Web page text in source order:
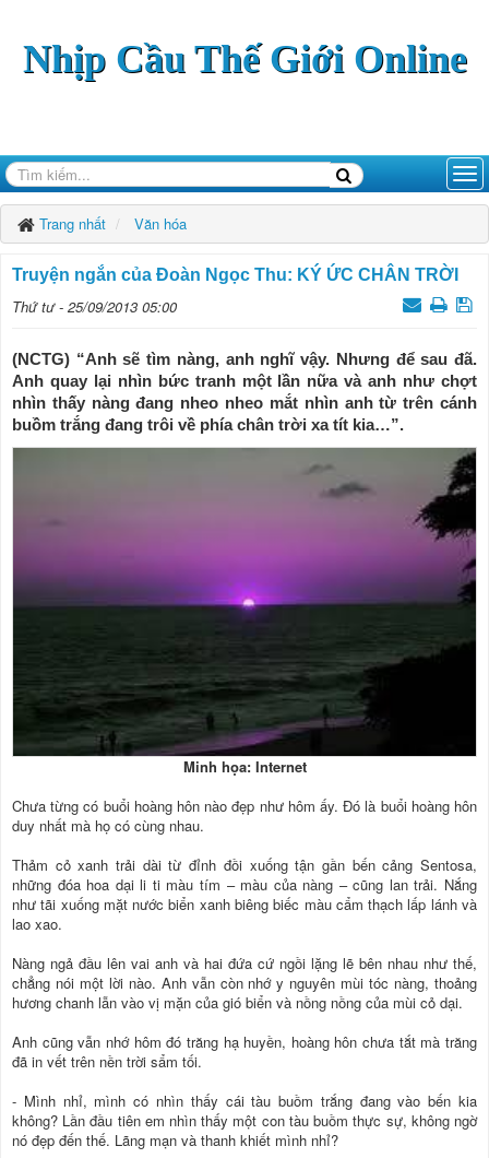
Nhịp Cầu Thế Giới Online
Trang nhất Văn hóa
Truyện ngắn của Đoàn Ngọc Thu: KÝ ỨC CHÂN TRỜI
Thứ tư - 25/09/2013 05:00
(NCTG) “Anh sẽ tìm nàng, anh nghĩ vậy. Nhưng để sau đã.
Anh quay lại nhìn bức tranh một lần nữa và anh như chợt
nhìn thấy nàng đang nheo nheo mắt nhìn anh từ trên cánh
buồm trắng đang trôi về phía chân trời xa tít kia…”.
Minh họa: Internet
Chưa từng có buổi hoàng hôn nào đẹp như hôm ấy. Đó là buổi hoàng hôn
duy nhất mà họ có cùng nhau.
Thảm cỏ xanh trải dài từ đỉnh đồi xuống tận gần bến cảng Sentosa,
những đóa hoa dại li ti màu tím – màu của nàng – cũng lan trải. Nắng
như tãi xuống mặt nước biển xanh biêng biếc màu cẩm thạch lấp lánh và
lao xao.
Nàng ngả đầu lên vai anh và hai đứa cứ ngồi lặng lẽ bên nhau như thế,
chẳng nói một lời nào. Anh vẫn còn nhớ y nguyên mùi tóc nàng, thoảng
hương chanh lẫn vào vị mặn của gió biển và nồng nồng của mùi cỏ dại.
Anh cũng vẫn nhớ hôm đó trăng hạ huyền, hoàng hôn chưa tắt mà trăng
đã in vết trên nền trời sẩm tối.
- Mình nhỉ, mình có nhìn thấy cái tàu buồm trắng đang vào bến kia
không? Lần đầu tiên em nhìn thấy một con tàu buồm thực sự, không ngờ
nó đẹp đến thế. Lãng mạn và thanh khiết mình nhỉ?